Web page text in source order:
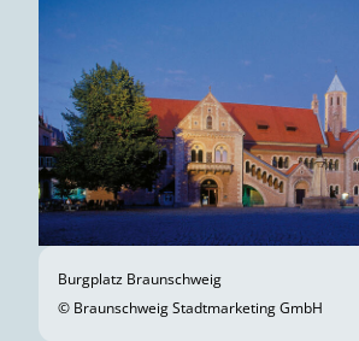
Burgplatz Braunschweig
© Braunschweig Stadtmarketing GmbH